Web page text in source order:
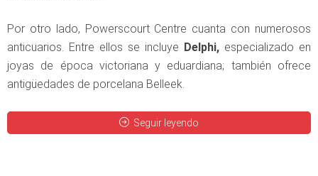
Por otro lado, Powerscourt Centre cuanta con numerosos
anticuarios. Entre ellos se incluye Delphi, especializado en
joyas de época victoriana y eduardiana; también ofrece
antigüedades de porcelana Belleek.
Seguir leyendo